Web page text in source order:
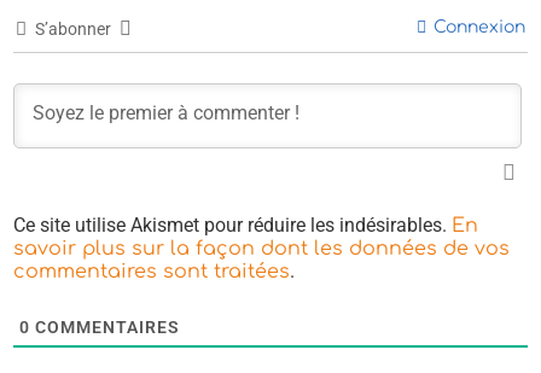
S’abonner Connexion
Ce site utilise Akismet pour réduire les indésirables. En
savoir plus sur la façon dont les données de vos
commentaires sont traitées.
0 COMMENTAIRES